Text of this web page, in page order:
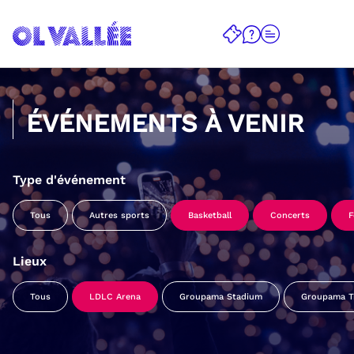
ÉVÉNEMENTS À VENIR
Type d'événement
Tous Autres sports Basketball Concerts
Lieux
Tous LDLC Arena Groupama Stadium Groupama